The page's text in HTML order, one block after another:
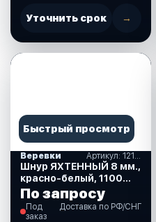
Уточнить срок →
Быстрый просмотр
Веревки Артикул: 12147
Шнур ЯХТЕННЫЙ 8 мм.,
красно-белый, 1100
кгс., 50 м., бухта
(12147)
По запросу
Под
заказ
Доставка по РФ/СНГ